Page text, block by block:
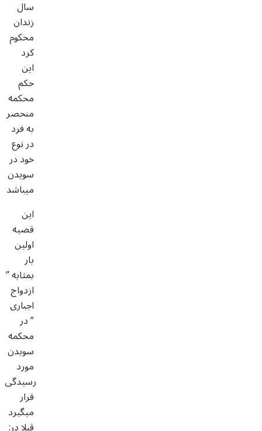
سال
زندان
محکوم
کرد
این
حکم
محکمه
منحصر
به فرد
در نوع
خود در
سویدن
میباشد
این
قضیه
اولین
بار
بمثابه ”
ازدواج
اجباری
” در
محکمه
سویدن
مورد
رسیدگی
قرار
میگیرد